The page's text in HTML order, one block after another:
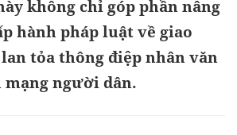
không chỉ góp phần nâng
hành pháp luật về giao
tỏa thông điệp nhân văn
người dân.